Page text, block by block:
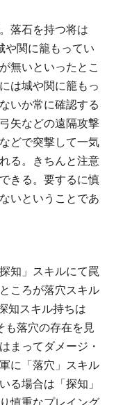
落石を持つ将は
や関に籠もってい
無いといったとこ
は城や関に籠もっ
いか常に確認する
矢などの遠隔攻撃
どで突撃して一気
る。きちんと注意
きる。要するに慎
いということであ
知」スキルにて罠
ころが落穴スキル
知スキル持ちは
も落穴の存在を見
まってダメージ・
に「落穴」スキル
る場合は「探知」
慎重なプレイング